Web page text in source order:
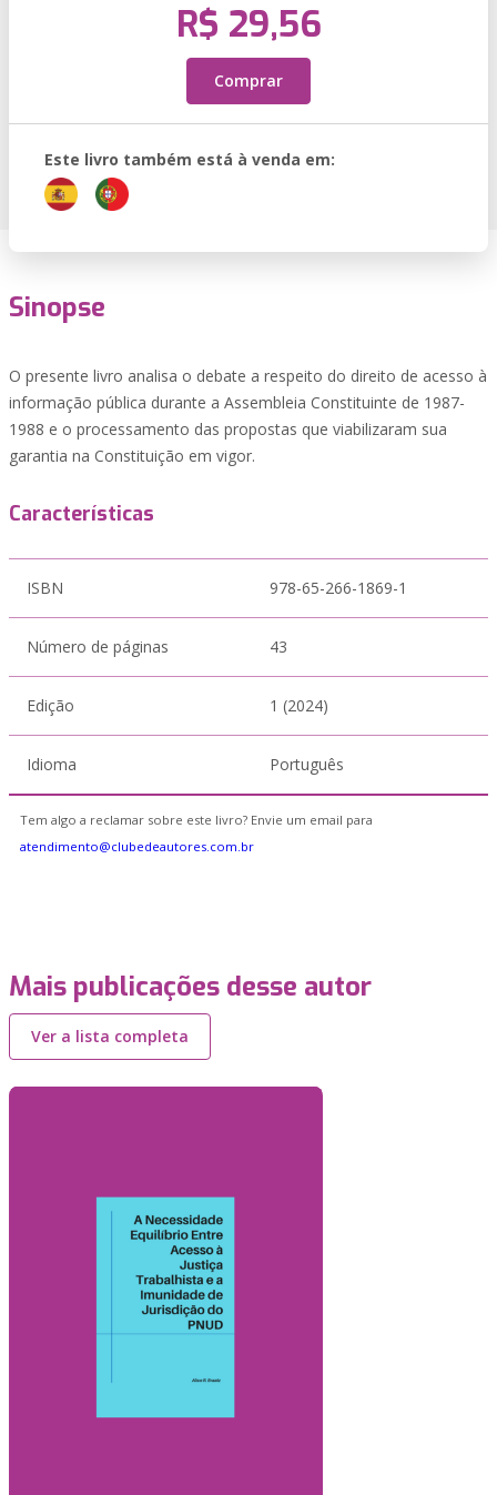
R$ 29,56
Comprar
Este livro também está à venda em:
Sinopse
O presente livro analisa o debate a respeito do direito de acesso à
informação pública durante a Assembleia Constituinte de 1987-
1988 e o processamento das propostas que viabilizaram sua
garantia na Constituição em vigor.
Características
ISBN 978-65-266-1869-1
Número de páginas 43
Edição 1 (2024)
Idioma Português
Tem algo a reclamar sobre este livro? Envie um email para
atendimento@clubedeautores.com.br
Mais publicações desse autor
Ver a lista completa